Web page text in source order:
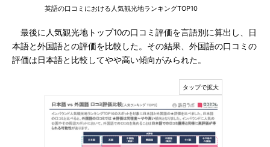
英語の口コミにおける人気観光地ランキングTOP10
最後に人気観光地トップ10の口コミ評価を言語別に算出し、日
本語と外国語との評価を比較した。その結果、外国語の口コミの
評価は日本語と比較してやや高い傾向がみられた。